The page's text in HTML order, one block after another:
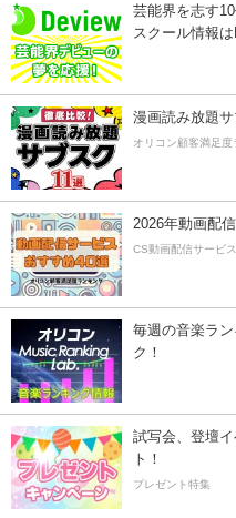
芸能界を志す
スクール情報
漫画読み放題サ
オリコン顧客満足度
2026年動画配
CS動画配信サービ
毎週の音楽ラ
ク！
試写会、登壇
ト！
プレゼント特集